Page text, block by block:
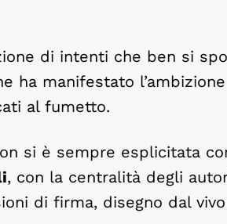
di intenti che ben si
ha manifestato
al fumetto.
si è sempre esplicitata
, con la centralità degli
di firma, disegno dal